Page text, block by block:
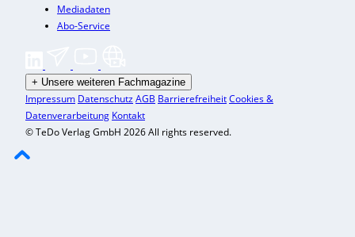
Mediadaten
Abo-Service
+ Unsere weiteren Fachmagazine
Impressum DatenschutzAGB BarrierefreiheitCookies &
Datenverarbeitung Kontakt
© TeDo Verlag GmbH 2026 All rights reserved.